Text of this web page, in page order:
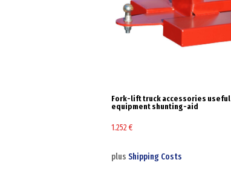
Fork-lift truck accessories useful
equipment shunting-aid
1.252€
plusShipping Costs